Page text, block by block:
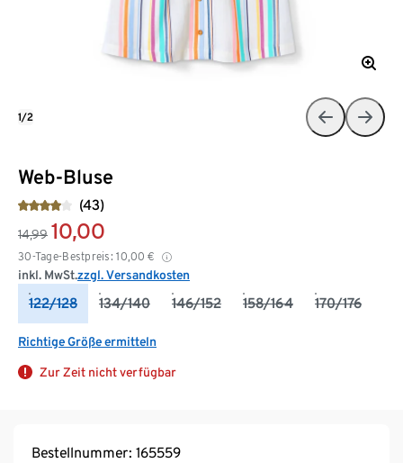
Web-Bluse
(43)
14,99 10,00
30-Tage-Bestpreis: 10,00 €
inkl. MwSt.zzgl. Versandkosten
122/128 134/140 146/152 158/164 170/176
Richtige Größe ermitteln
Zur Zeit nicht verfügbar
1/2
Bestellnummer: 165559